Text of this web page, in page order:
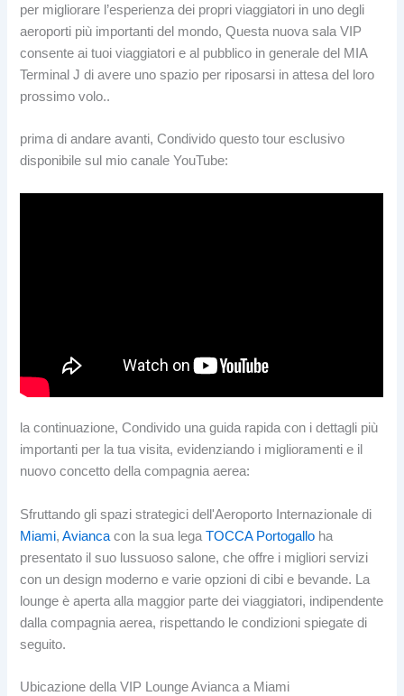
per migliorare l’esperienza dei propri viaggiatori in uno degli
aeroporti più importanti del mondo, Questa nuova sala VIP
consente ai tuoi viaggiatori e al pubblico in generale del MIA
Terminal J di avere uno spazio per riposarsi in attesa del loro
prossimo volo..
prima di andare avanti, Condivido questo tour esclusivo
disponibile sul mio canale YouTube:
la continuazione, Condivido una guida rapida con i dettagli più
importanti per la tua visita, evidenziando i miglioramenti e il
nuovo concetto della compagnia aerea:
Sfruttando gli spazi strategici dell'Aeroporto Internazionale di
Miami,Avianca con la sua legaTOCCA Portogallo ha
presentato il suo lussuoso salone, che offre i migliori servizi
con un design moderno e varie opzioni di cibi e bevande. La
lounge è aperta alla maggior parte dei viaggiatori, indipendente
dalla compagnia aerea, rispettando le condizioni spiegate di
seguito.
Ubicazione della VIP Lounge Avianca a Miami